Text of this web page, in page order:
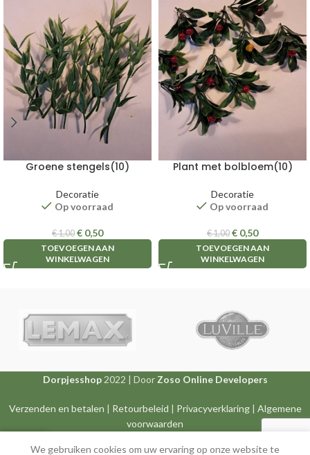
Groene stengels(10)
Decoratie
Op voorraad
€1,00 € 0,50
TOEVOEGEN AAN
WINKELWAGEN
Plant met bolbloem(10)
Decoratie
Op voorraad
€1,00 € 0,50
TOEVOEGEN AAN
WINKELWAGEN
Dorpjesshop 2022 | Door Zoso Online Developers
Verzenden en betalen | Retourbeleid | Privacyverklaring| Algemene
voorwaarden
We gebruiken cookies om uw ervaring op onze website te